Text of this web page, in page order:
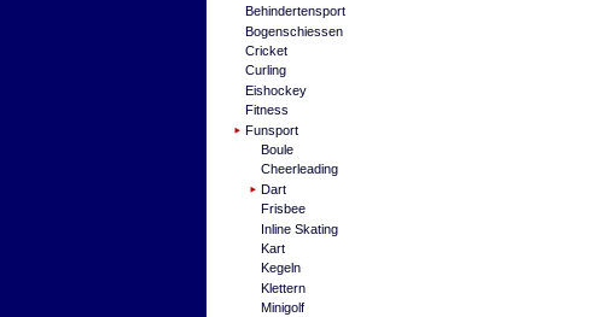
Behindertensport
Bogenschiessen
Cricket
Curling
Eishockey
Fitness
Funsport
Boule
Cheerleading
Dart
Frisbee
Inline Skating
Kart
Kegeln
Klettern
Minigolf